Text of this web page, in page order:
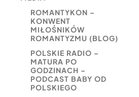
ROMANTYKON –
KONWENT
MIŁOŚNIKÓW
ROMANTYZMU (BLOG)
POLSKIE RADIO –
MATURA PO
GODZINACH –
PODCAST BABY OD
POLSKIEGO